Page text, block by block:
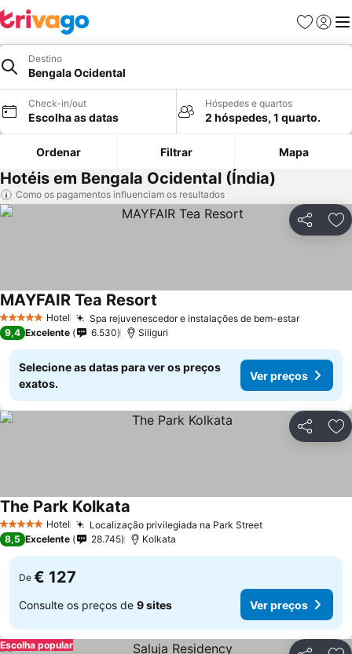
Favoritos
Iniciar
Destino
Bengala Ocidental
Check-in/out
Escolha as datas
Hóspedes e quartos
2 hóspedes, 1 quarto.
Ordenar Filtrar Mapa
Hotéis em Bengala Ocidental (Índia)
Como os pagamentos influenciam os resultados
Partilhar
5 Estrelas Hotel Spa rejuvenescedor e instalações de bem-estar
MAYFAIR Tea Resort
9,4 Excelente 6.530 Siliguri
Selecione as datas para ver os preços
exatos.
Ver preços
Partilhar
5 Estrelas Hotel Localização privilegiada na Park Street
The Park Kolkata
8,5 Excelente 28.745 Kolkata
De € 127
Consulte os preços de 9 sites Ver preços
Escolha popular